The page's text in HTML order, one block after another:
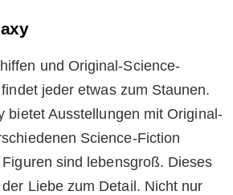
und Original-Science-
jeder etwas zum Staunen.
bietet Ausstellungen mit Original-
Science-Fiction
sind lebensgroß. Dieses
Liebe zum Detail. Nicht nur